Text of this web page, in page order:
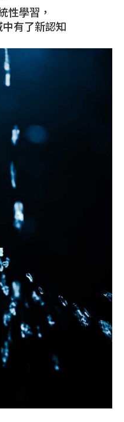
性學習，
有了新認知